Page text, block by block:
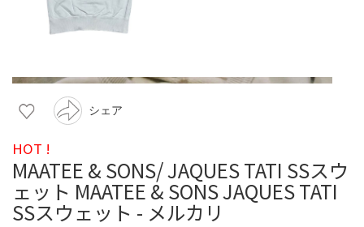
シェア
HOT !
MAATEE & SONS/ JAQUES TATI SSスウ
ェット MAATEE & SONS JAQUES TATI
SSスウェット - メルカリ